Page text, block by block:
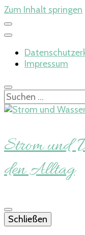
Zum Inhalt springen
Impressum
Suchen
nach:
Strom und
den Alltag
Schließen